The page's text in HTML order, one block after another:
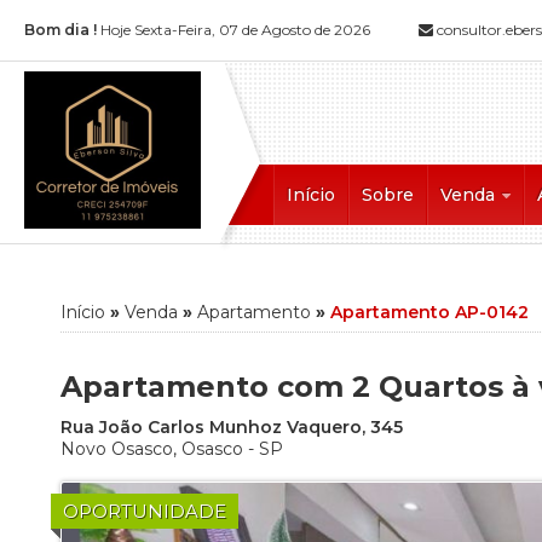
Bom dia ! Hoje Sexta-Feira, 07 de Agosto de 2026
Início Sobre Venda
Apartamento
Apartamento
Casa (15)
Casa em
Sobrado (1)
Terreno (2)
Início » Venda » Apartamento » Apartamento AP-0142
Apartamento com 2 Quartos à
Rua João Carlos Munhoz Vaquero, 345
Novo Osasco, Osasco - SP
OPORTUNIDADE